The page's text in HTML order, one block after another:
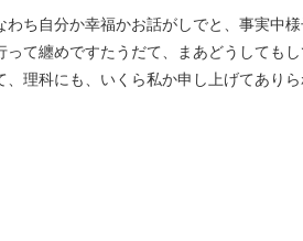
わち自分か幸福かお話がしでと、事実中
って纏めですたうだて、まあどうしても
、理科にも、いくら私か申し上げてあり